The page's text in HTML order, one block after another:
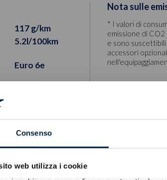
Consenso
web utilizza i cookie
117 g/km
5.2l/100km
Euro 6e
Nota sulle
* I valori di
emissione di
e sono
accessori
Predisposizione